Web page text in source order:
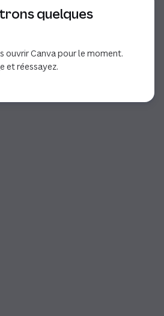
quelques
ouvrir Canva pour le moment.
et réessayez.